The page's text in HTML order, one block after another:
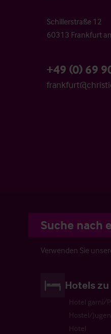
Schillerstraße 12
60313 Frankfurt
+49 (0) 69
Suche nach
Verwenden Sie
Hotels
Hotel garni/
Hostel/
Hotel